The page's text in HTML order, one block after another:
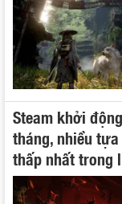
Steam khởi
tháng, nhiều
thấp nhất trong